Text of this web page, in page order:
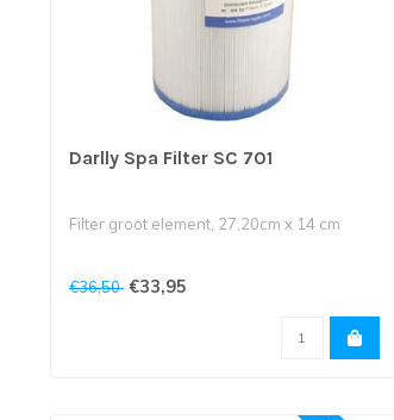
Darlly Spa Filter SC 701
Filter groot element, 27,20cm x 14 cm
€36,50 €33,95